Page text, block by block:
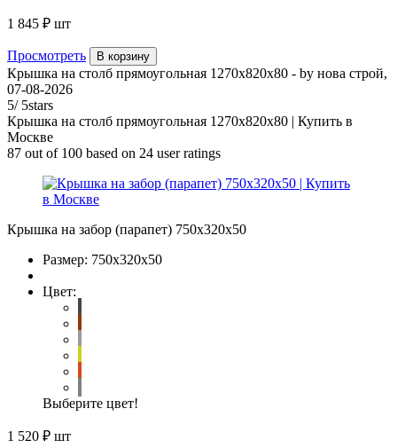
1 845 ₽ шт
Просмотреть В корзину
Крышка на столб прямоугольная 1270х820х80 - by нова строй,
07-08-2026
5/ 5stars
Крышка на столб прямоугольная 1270х820х80 | Купить в
Москве
87 out of 100 based on 24 user ratings
Крышка на забор (парапет) 750х320х50
Размер: 750х320х50
Цвет:
Выберите цвет!
1 520 ₽ шт